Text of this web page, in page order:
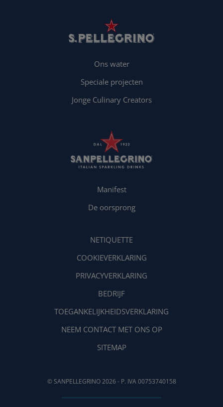
Ons water
Speciale projecten
Jonge Culinary Creators
Manifest
De oorsprong
NETIQUETTE
COOKIEVERKLARING
PRIVACYVERKLARING
BEDRIJF
TOEGANKELIJKHEIDSVERKLARING
NEEM CONTACT MET ONS OP
SITEMAP
© SANPELLEGRINO 2026 - P. IVA 00753740158